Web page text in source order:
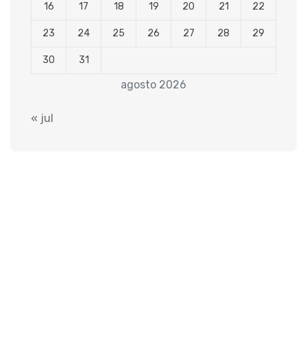
agosto 2026
16 17 18 19 20 21 22
23 24 25 26 27 28 29
30 31
« jul